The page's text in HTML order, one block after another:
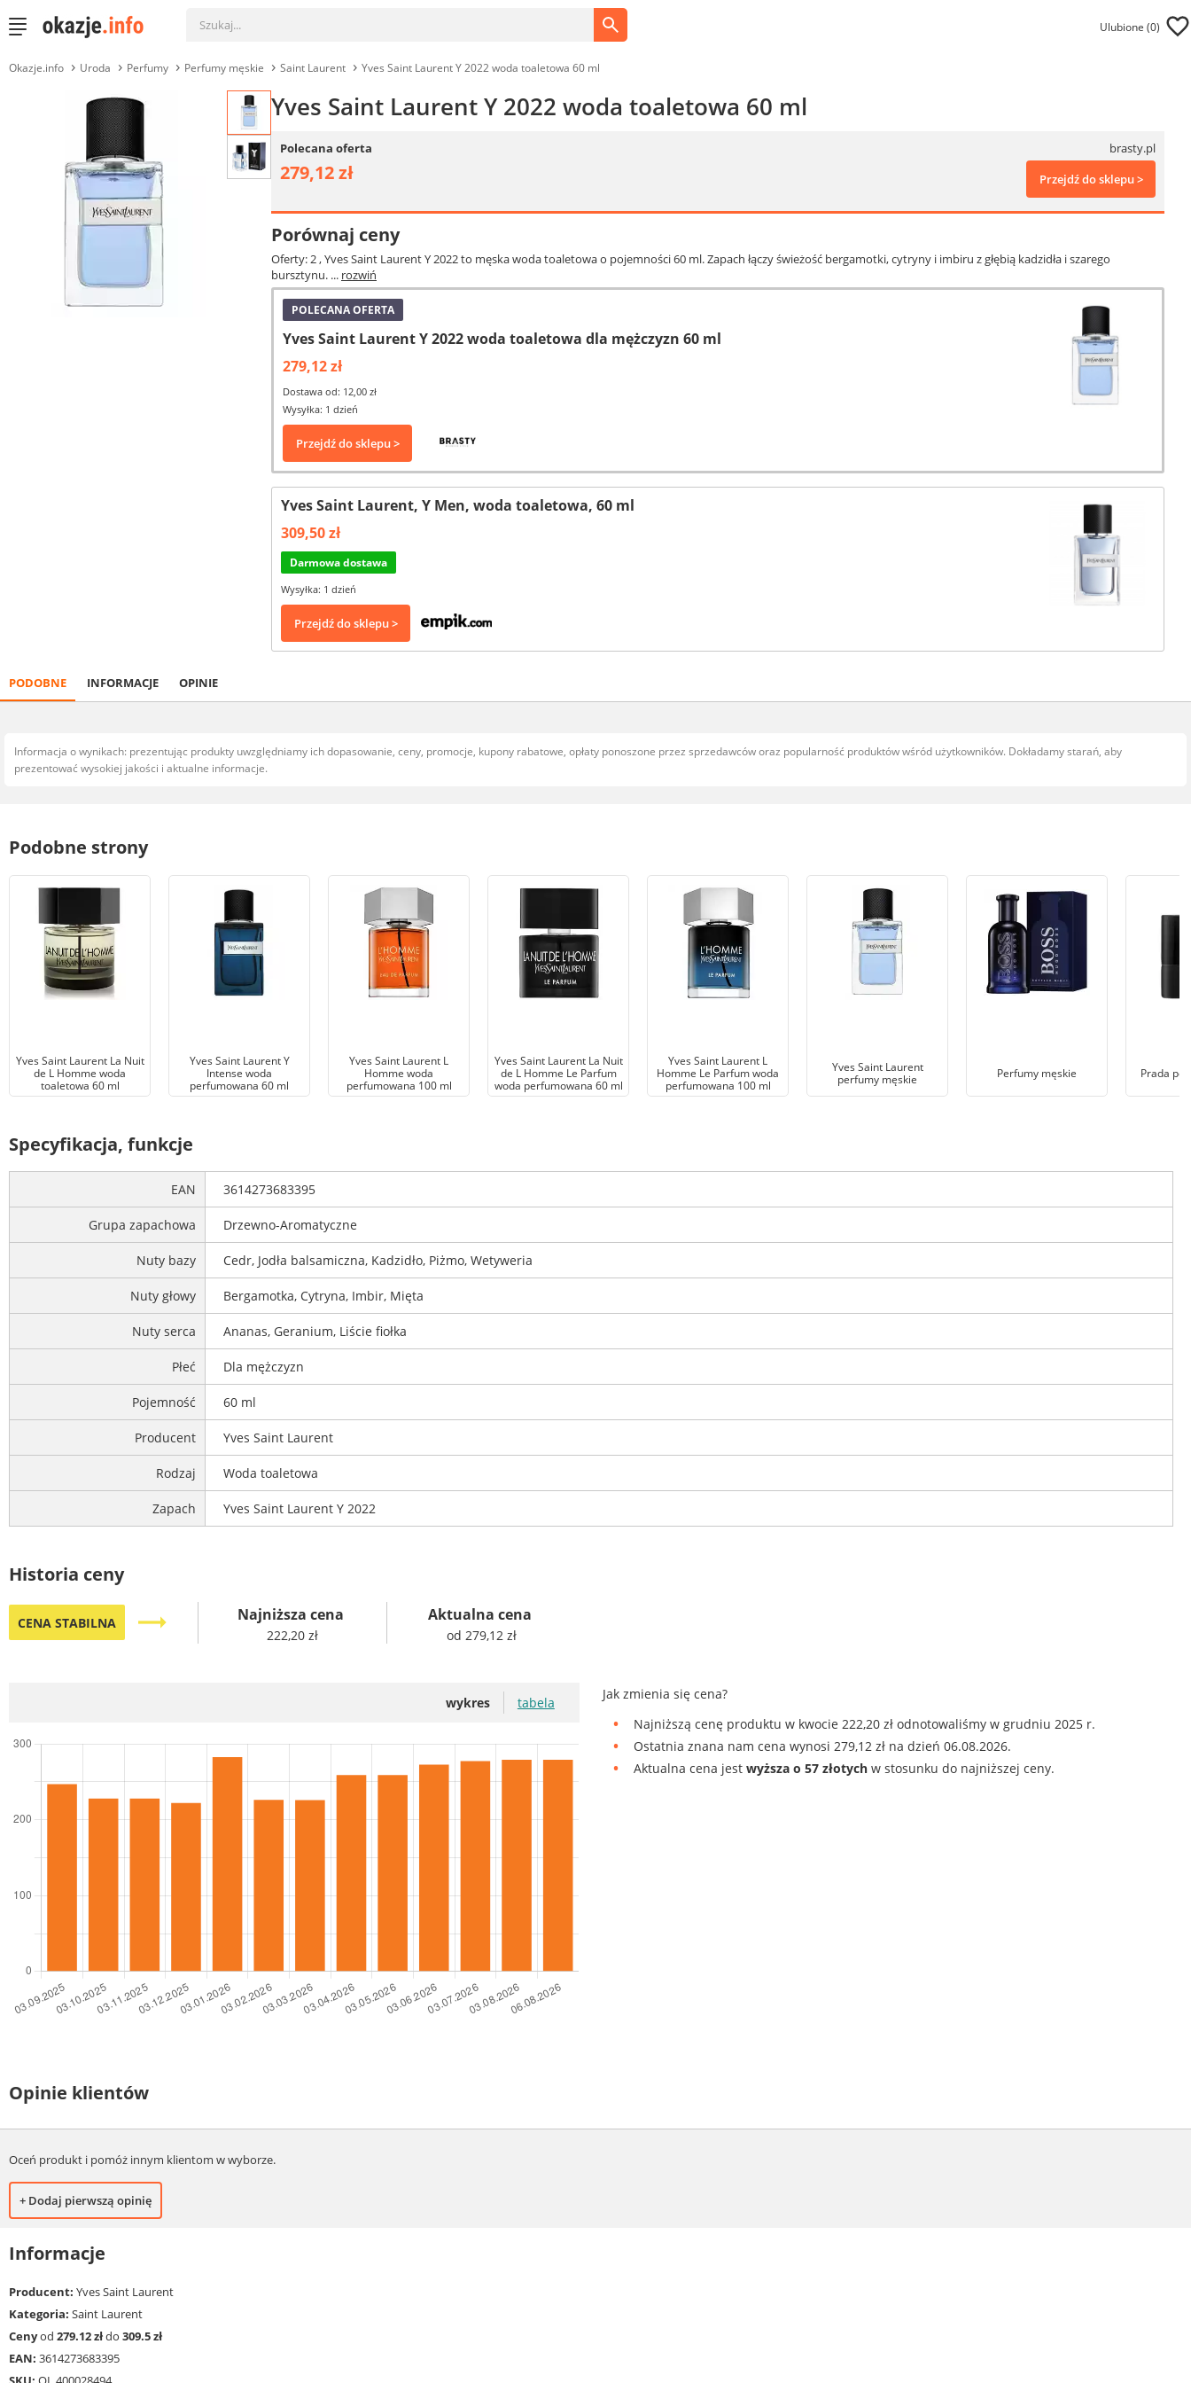
Ulubione (0)
Okazje.info Uroda Perfumy Perfumy męskie Saint Laurent Yves Saint Laurent Y 2022 woda toaletowa 60 ml
Yves Saint Laurent Y 2022 woda toaletowa 60 ml
Polecana oferta brasty.pl
279,12 zł Przejdź do sklepu >
Porównaj ceny
Oferty: 2, Yves Saint Laurent Y 2022 to męska woda toaletowa o pojemności 60 ml. Zapach łączy świeżość bergamotki, cytryny i imbiru z głębią kadzidła i szarego
bursztynu. ... rozwiń
POLECANA OFERTA
Yves Saint Laurent Y 2022 woda toaletowa dla mężczyzn 60 ml
279,12 zł
Dostawa od: 12,00 zł
Wysyłka: 1 dzień
Przejdź do sklepu >
Yves Saint Laurent, Y Men, woda toaletowa, 60 ml
309,50 zł
Darmowa dostawa
Wysyłka: 1 dzień
Przejdź do sklepu >
PODOBNE INFORMACJE OPINIE
Informacja o wynikach: prezentując produkty uwzględniamy ich dopasowanie, ceny, promocje, kupony rabatowe, opłaty ponoszone przez sprzedawców oraz popularność produktów wśród użytkowników. Dokładamy starań, aby
prezentować wysokiej jakości i aktualne informacje.
Podobne strony
Yves Saint Laurent La Nuit
de L Homme woda
toaletowa 60 ml
Yves Saint Laurent Y
Intense woda
perfumowana 60 ml
Yves Saint Laurent L
Homme woda
perfumowana 100 ml
Yves Saint Laurent La Nuit
de L Homme Le Parfum
woda perfumowana 60 ml
Yves Saint Laurent L
Homme Le Parfum woda
perfumowana 100 ml
Yves Saint Laurent
perfumy męskie
Perfumy męskie Prada
Specyfikacja, funkcje
EAN 3614273683395
Grupa zapachowa Drzewno-Aromatyczne
Nuty bazy Cedr, Jodła balsamiczna, Kadzidło, Piżmo, Wetyweria
Nuty głowy Bergamotka, Cytryna, Imbir, Mięta
Nuty serca Ananas, Geranium, Liście fiołka
Płeć Dla mężczyzn
Pojemność 60 ml
Producent Yves Saint Laurent
Rodzaj Woda toaletowa
Zapach Yves Saint Laurent Y 2022
Historia ceny
CENA STABILNA trending_flat Najniższa cena
222,20 zł
Aktualna cena
od 279,12 zł
wykres tabela
Jak zmienia się cena?
Najniższą cenę produktu w kwocie 222,20 zł odnotowaliśmy w grudniu 2025 r.
Ostatnia znana nam cena wynosi 279,12 zł na dzień 06.08.2026.
Aktualna cena jestwyższa o 57 złotych w stosunku do najniższej ceny.
Opinie klientów
Oceń produkt i pomóż innym klientom w wyborze.
+ Dodaj pierwszą opinię
Informacje
Producent: Yves Saint Laurent
Kategoria: Saint Laurent
Cenyod 279.12 złdo 309.5 zł
EAN: 3614273683395